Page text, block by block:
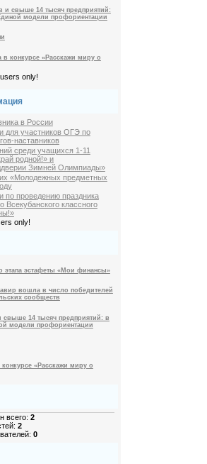
и свыше 14 тысяч предприятий:
модели профориентации
конкурсе «Расскажи миру о
only!
в России
для участников ОГЭ по
наставников
среди учащихся 1-11
родной!» и
Зимней Олимпиады»
«Молодежных предметных
по проведению праздника
Всекубанского классного
only!
этапа эстафеты «Мои финансы»
вошла в число победителей
сообществ
14 тысяч предприятий: в
модели профориентации
«Расскажи миру о
всего:2
2
0